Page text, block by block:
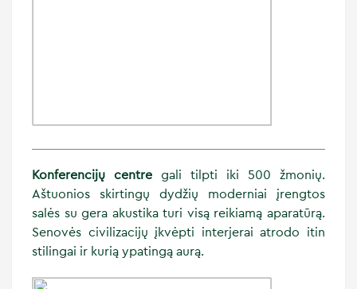
Konferencijų centre gali tilpti iki 500 žmonių.
Aštuonios skirtingų dydžių moderniai įrengtos
salės su gera akustika turi visą reikiamą aparatūrą.
Senovės civilizacijų įkvėpti interjerai atrodo itin
stilingai ir kurią ypatingą aurą.